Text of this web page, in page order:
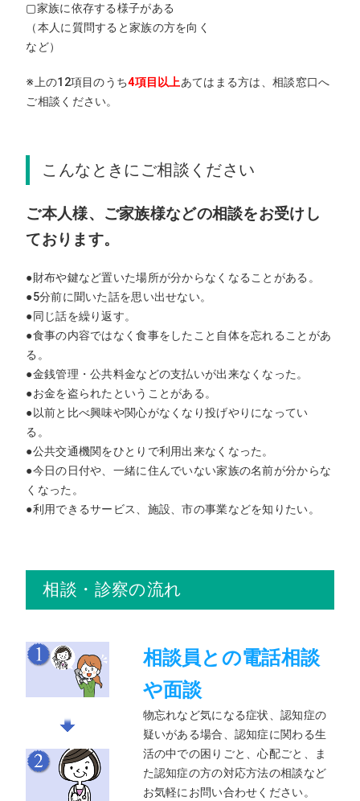
▢家族に依存する様子がある
（本人に質問すると家族の方を向く
など）
※上の12項目のうち4項目以上あてはまる方は、相談窓口へ
ご相談ください。
こんなときにご相談ください
ご本人様、ご家族様などの相談をお受けし
ております。
●財布や鍵など置いた場所が分からなくなることがある。
●5分前に聞いた話を思い出せない。
●同じ話を繰り返す。
●食事の内容ではなく食事をしたこと自体を忘れることがあ
る。
●金銭管理・公共料金などの支払いが出来なくなった。
●お金を盗られたということがある。
●以前と比べ興味や関心がなくなり投げやりになってい
る。
●公共交通機関をひとりで利用出来なくなった。
●今日の日付や、一緒に住んでいない家族の名前が分からな
くなった。
●利用できるサービス、施設、市の事業などを知りたい。
相談・診察の流れ
相談員との電話相談
や面談
物忘れなど気になる症状、認知症の
疑いがある場合、認知症に関わる生
活の中での困りごと、心配ごと、ま
た認知症の方の対応方法の相談など
お気軽にお問い合わせください。